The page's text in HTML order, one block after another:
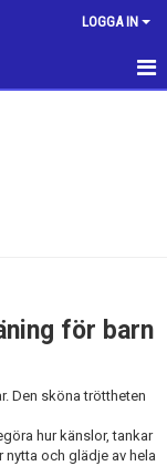
LOGGA IN
för barn
Den sköna tröttheten
hur känslor, tankar
nytta och glädje av hela